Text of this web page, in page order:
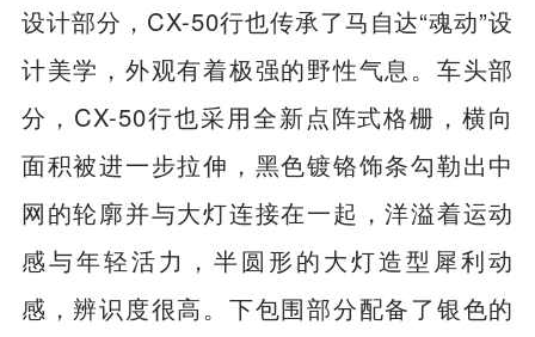
设计部分，CX-50行也传承了马自达“魂动”设
计美学，外观有着极强的野性气息。车头部
分，CX-50行也采用全新点阵式格栅，横向
面积被进一步拉伸，黑色镀铬饰条勾勒出中
网的轮廓并与大灯连接在一起，洋溢着运动
感与年轻活力，半圆形的大灯造型犀利动
感，辨识度很高。下包围部分配备了银色的